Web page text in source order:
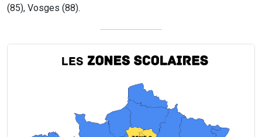
(85), Vosges (88).